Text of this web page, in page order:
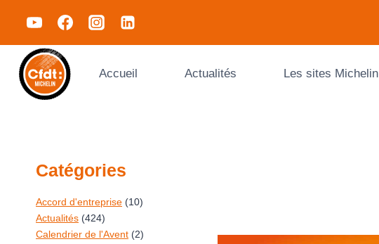
Accueil Actualités Les sites Michelin
Catégories
Accord d'entreprise (10)
Actualités (424)
Calendrier de l'Avent (2)